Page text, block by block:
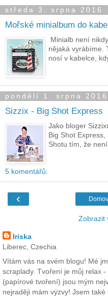
středa 3. srpna 2016
Mořské minialbum do
Minialb není
nějaká vyrábíme.
nosí v kabelce,
pondělí 1. srpna 2016
Sizzix - Big Shot Express
Jako bloger
Big Shot
Shotu tím, že
5 komentářů:
‹
Zobrazit
Iriska
Liberec, Czechia
Vítám vás na svém blogu! Mé
scraplady. Tvoření je můj relax
(papírové tvoření) jsou mým
nejraději mám výzvy! Jsem